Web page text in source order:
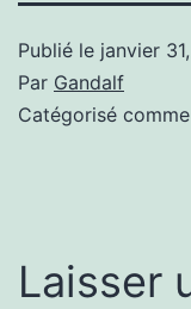
Publié le janvier
Par Gandalf
Catégorisé comme
Laisser